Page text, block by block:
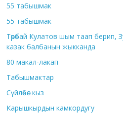
55 табышмак
55 табышмак
Төрөбай Кулатов шым таап берип,
казак балбанын жыкканда
80 макал-лакап
Табышмактар
Сүйлөбөс кыз
Карышкырдын камкордугу